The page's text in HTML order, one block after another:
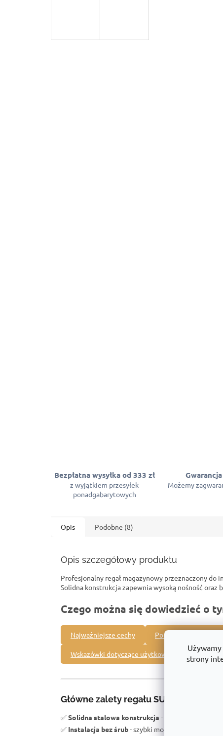
strony
Bezpłatna wysyłka od 333 zł
z wyjątkiem przesyłek
ponadgabarytowych
Możemy
Opis Podobne (8)
Opis szczegółowy produktu
Profesjonalny regał magazynowy przeznaczony do
Solidna konstrukcja zapewnia wysoką nośność
Czego można się dowiedzieć o
Najważniejsze cechy Porównanie z innymi
Wskazówki dotyczące użytkowania
Główne zalety regału SUPER eko HIT
✅Solidna stalowa konstrukcja - wytrzymałość i
✅ Instalacja bez śrub- szybki montaż bez użycia